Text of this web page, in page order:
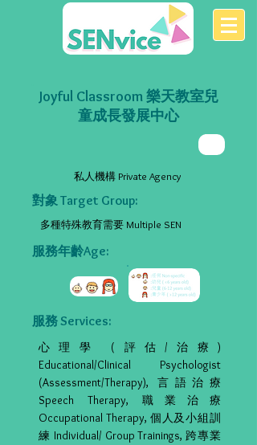
Joyful Classroom 樂天教室兒
童成長發展中心
私人機構 Private Agency
對象 Target Group:
多種特殊教育需要 Multiple SEN
服務年齡Age:
服務 Services:
心理學 (評估/治療)
Educational/Clinical Psychologist
(Assessment/Therapy), 言語治療
Speech Therapy, 職業治療
Occupational Therapy, 個人及小組訓
練 Individual/ Group Trainings, 跨專業